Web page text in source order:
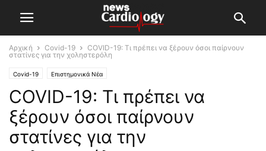
Αρχική Covid-19
COVID-19: Τι πρέπει να ξέρουν όσοι παίρνουν
στατίνες για την χοληστερόλη
Covid-19 Επιστημονικά Νέα
COVID-19: Τι πρέπει να
ξέρουν όσοι παίρνουν
στατίνες για την